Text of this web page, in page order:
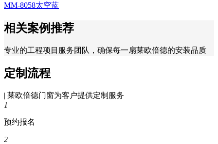
MM-8058太空蓝
相关案例推荐
专业的工程项目服务团队，确保每一扇莱欧倍德的安装品质
定制流程
| 莱欧倍德门窗为客户提供定制服务
1
预约报名
2